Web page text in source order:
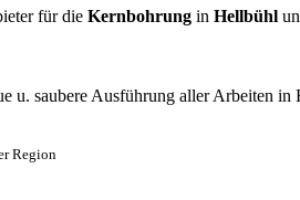
für die Kernbohrung in Hellbühl
u. saubere Ausführung aller Arbeiten in
Region